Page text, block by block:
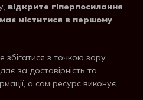
відкрите гіперпосилання
міститися в першому
збігатися з точкою зору
за достовірність та
а сам ресурс виконує